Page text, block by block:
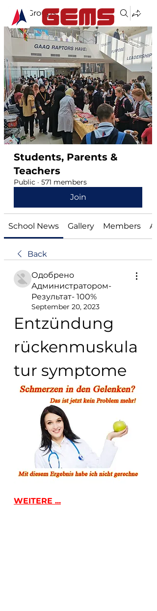
Groups
Students, Parents &
Teachers
Public · 571 members
Join
School News Gallery Members
Back
Одобрено
Администратором-
Результат- 100%
September 20, 2023
Entzündung
rückenmuskula
tur symptome
WEITERE ...